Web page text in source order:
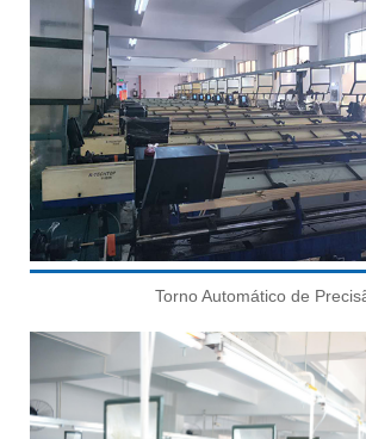
Torno Automático de